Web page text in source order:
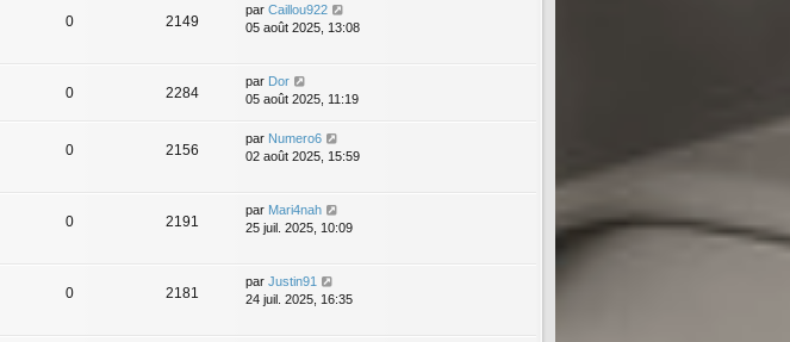
0 2149
par Caillou922
05 août 2025, 13:08
0 2284
par Dor
05 août 2025, 11:19
0 2156
par Numero6
02 août 2025, 15:59
0 2191
par Mari4nah
25 juil. 2025, 10:09
0 2181
par Justin91
24 juil. 2025, 16:35